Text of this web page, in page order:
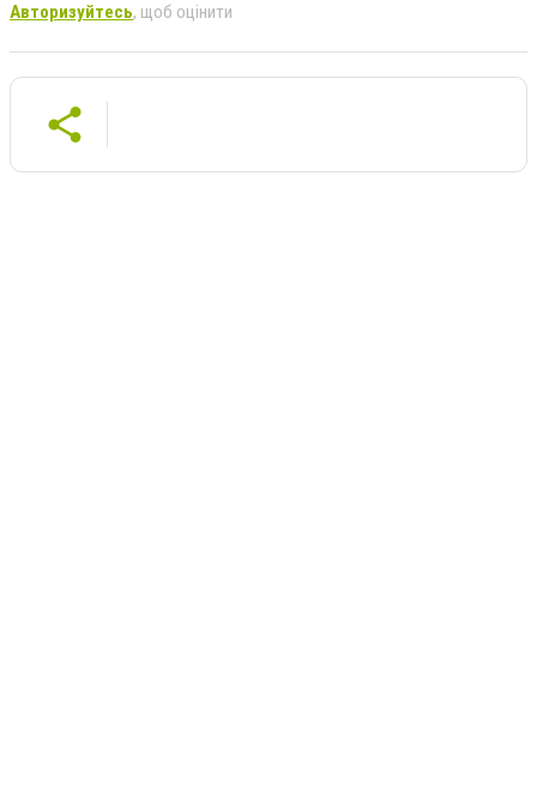
Авторизуйтесь, щоб оцінити